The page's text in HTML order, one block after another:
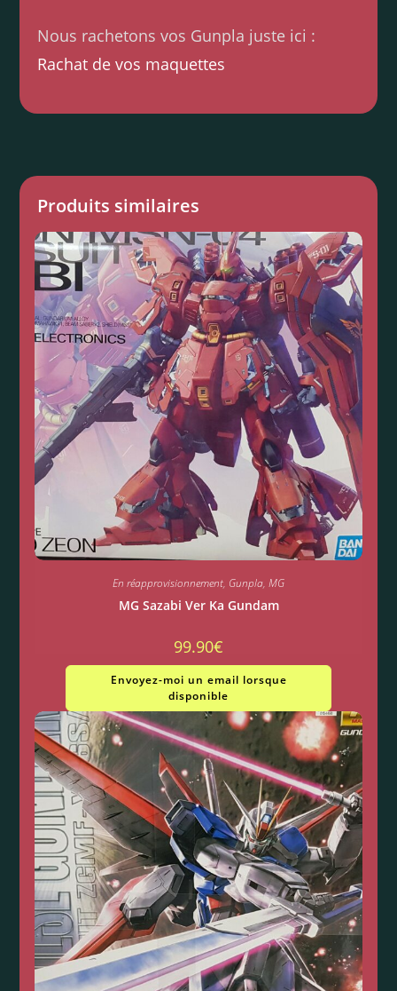
Nous rachetons vos Gunpla juste ici :
Rachat de vos maquettes
Produits similaires
En réapprovisionnement, Gunpla, MG
MG Sazabi Ver Ka Gundam
99.90€
Envoyez-moi un email lorsque
disponible